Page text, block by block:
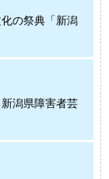
の祭典「新潟
潟県障害者芸